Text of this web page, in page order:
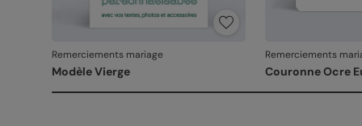
Remerciements mariage
Modèle Vierge
Remerciements
Couronne Ocre